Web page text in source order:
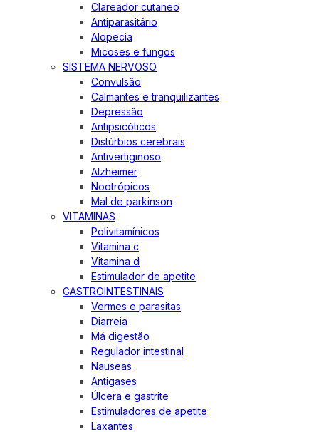
Clareador cutaneo
Antiparasitário
Alopecia
Micoses e fungos
SISTEMA NERVOSO
Convulsão
Calmantes e tranquilizantes
Depressão
Antipsicóticos
Distúrbios cerebrais
Antivertiginoso
Alzheimer
Nootrópicos
Mal de parkinson
VITAMINAS
Polivitamínicos
Vitamina c
Vitamina d
Estimulador de apetite
GASTROINTESTINAIS
Vermes e parasitas
Diarreia
Má digestão
Regulador intestinal
Nauseas
Antigases
Úlcera e gastrite
Estimuladores de apetite
Laxantes